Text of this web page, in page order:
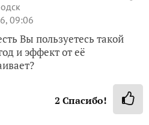
09:06
Вы пользуетесь такой
и эффект от её
2 Спасибо!